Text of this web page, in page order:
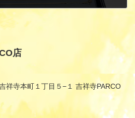
店
祥寺本町１丁目５−１ 吉祥寺PARCO